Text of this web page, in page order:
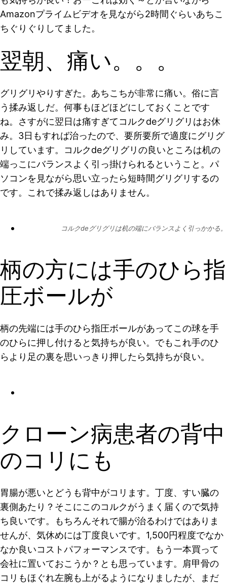
Amazonプライムビデオを見ながら2時間ぐらいあちこ
ちぐりぐりしてました。
翌朝、痛い。。。
グリグリやりすぎた。あちこちが非常に痛い。俗に言
う揉み返しだ。何事もほどほどにしておくことです
ね。さすがに翌日は痛すぎてコルクdeグリグリはお休
み。3日もすれば治ったので、要所要所で適度にグリグ
リしています。コルクdeグリグリの良いところは机の
端っこにバランスよく引っ掛けられるということ。パ
ソコンを見ながら思い立ったら短時間グリグリするの
です。これで揉み返しはありません。
コルクdeグリグリは机の端にバランスよく引っかかる。
柄の方には手のひら指
圧ボールが
柄の先端には手のひら指圧ボールがあってこの球を手
のひらに押し付けると気持ちが良い。でもこれ手のひ
らより足の裏を思いっきり押したら気持ちが良い。
クローン病患者の背中
のコリにも
胃腸が悪いとどうも背中がコリます。丁度、すい臓の
裏側あたり？そこにこのコルクがうまく届くので気持
ち良いです。もちろんそれで腸が治るわけではありま
せんが、気休めには丁度良いです。1,500円程度でなか
なか良いコストパフォーマンスです。もう一本買って
会社に置いておこうか？とも思っています。肩甲骨の
コリもほぐれ左腕も上がるようになりましたが、まだ